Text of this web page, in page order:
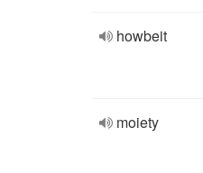
howbeit
moiety